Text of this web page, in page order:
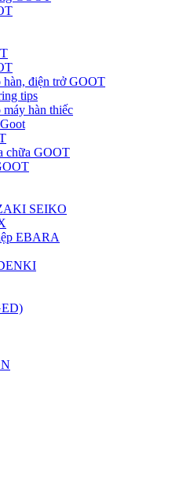
điện trở GOOT
tips
hàn thiếc
chữa GOOT
SEIKO
EBARA